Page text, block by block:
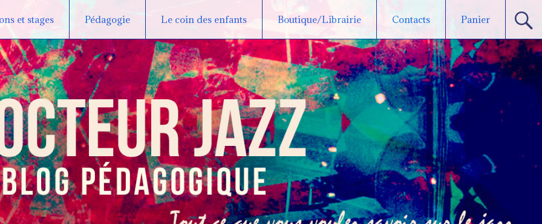
et stages Pédagogie Le coin des enfants Boutique/Librairie Contacts Panier